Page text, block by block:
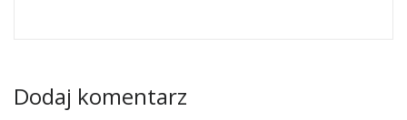
Dodaj komentarz